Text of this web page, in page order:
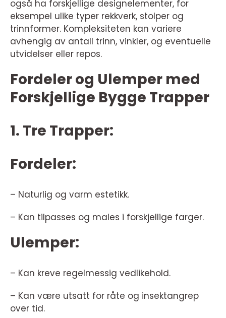
også ha forskjellige designelementer, for
eksempel ulike typer rekkverk, stolper og
trinnformer. Kompleksiteten kan variere
avhengig av antall trinn, vinkler, og eventuelle
utvidelser eller repos.
Fordeler og Ulemper med
Forskjellige Bygge Trapper
1. Tre Trapper:
Fordeler:
– Naturlig og varm estetikk.
– Kan tilpasses og males i forskjellige farger.
Ulemper:
– Kan kreve regelmessig vedlikehold.
– Kan være utsatt for råte og insektangrep
over tid.